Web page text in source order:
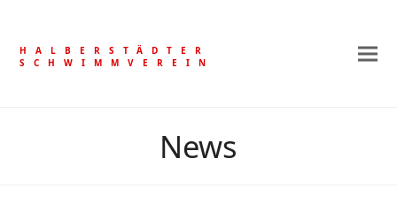
HALBERSTÄDTER
SCHWIMMVEREIN
News